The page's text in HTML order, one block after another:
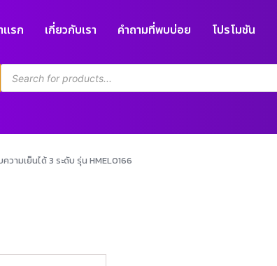
แรก เกี่ยวกับเรา คำถามที่พบบ่อย โปรโมชัน
ามเย็นได้ 3 ระดับ รุ่น HMEL0166